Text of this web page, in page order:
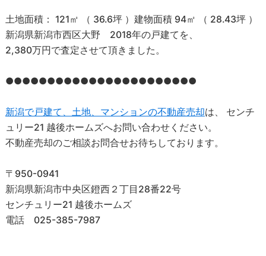
⼟地⾯積： 121㎡ （ 36.6坪 ）建物⾯積 94㎡ （ 28.43坪 ）
新潟県新潟市⻄区⼤野 2018年の戸建てを、
2,380万円で査定させて頂きました。
●●●●●●●●●●●●●●●●●●●●●●●
新潟で戸建て、土地、マンションの不動産売却は、 センチ
ュリー21 越後ホームズへお問い合わせください。
不動産売却のご相談お問合せお待ちしております。
〒950-0941
新潟県新潟市中央区鐙西２丁目28番22号
センチュリー21 越後ホームズ
電話 025-385-7987